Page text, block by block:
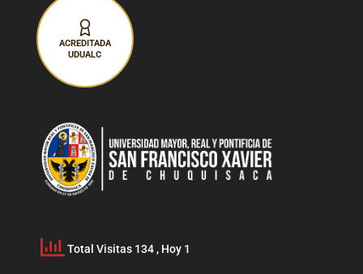
ACREDITADA
UDUALC
Total Visitas 134 , Hoy 1